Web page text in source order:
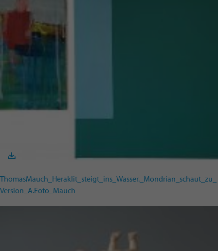
ThomasMauch_Heraklit_steigt_ins_Wasser._Mondrian_schaut_zu_
Version_A.Foto_Mauch